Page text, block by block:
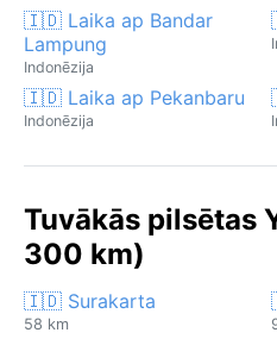
🇮🇩 Laika ap Bandar
Lampung
Indonēzija
🇮🇩 Laika ap Pekanbaru
Indonēzija
Tuvākās pilsētas
300 km)
🇮🇩 Surakarta
58 km